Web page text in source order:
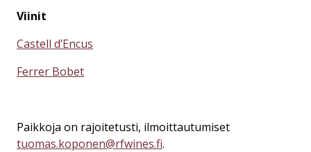
Viinit
Castell d’Encus
Ferrer Bobet
Paikkoja on rajoitetusti, ilmoittautumiset
tuomas.koponen@rfwines.fi.